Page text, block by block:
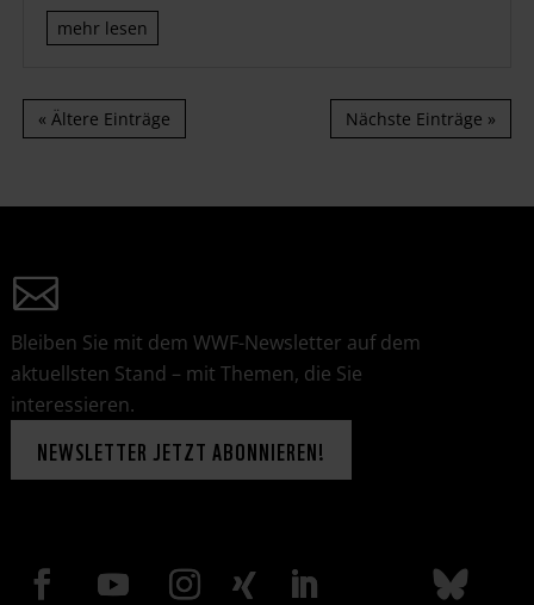
mehr lesen
« Ältere Einträge Nächste Einträge »
Bleiben Sie mit dem WWF-Newsletter auf dem
aktuellsten Stand – mit Themen, die Sie
interessieren.
NEWSLETTER JETZT ABONNIEREN!